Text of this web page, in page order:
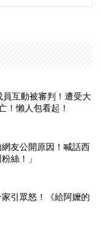
員互動被審判！遭受大
！懶人包看起！
友公開原因！喊話西
絲！」
引眾怒！《給阿嬤的